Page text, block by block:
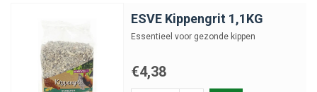
ESVE Kippengrit 1,1KG
Essentieel voor gezonde kippen
€4,38